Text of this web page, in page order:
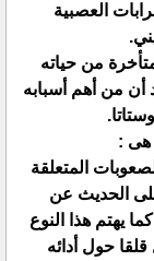
العصبية
من حياته
أن من أهم أسبابه
هى :
المتعلقة
على الحديث عن
يهتم هذا النوع
حول أدائه